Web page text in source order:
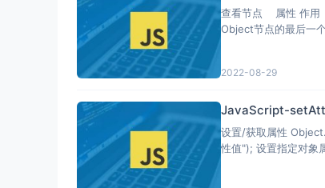
查看节点 属性 作用
Object节点的最后一
2022-08-29
JavaScript-
设置/获取属性 Object.getAttribute("属性名"); 获